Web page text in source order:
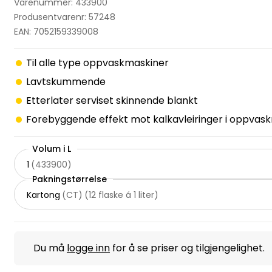
Varenummer: 433900
Produsentvarenr: 57248
EAN: 7052159339008
Til alle type oppvaskmaskiner
Lavtskummende
Etterlater serviset skinnende blankt
Forebyggende effekt mot kalkavleiringer i
Volum i L
1 (433900)
Pakningstørrelse
Kartong (CT) (12 flaske á 1 liter)
Du må logge inn for å se priser og tilgjengelighet.